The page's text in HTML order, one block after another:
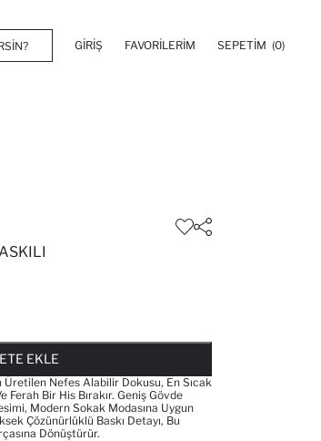
GIRIŞ FAVORILERIM SEPETIM (0)
EKLE
Nefes Alabilir Dokusu, En Sıcak
Ferah Bir His Bırakır. Geniş Gövde
Modern Sokak Modasına Uygun
Çözünürlüklü Baskı Detayı, Bu
Dönüştürür.